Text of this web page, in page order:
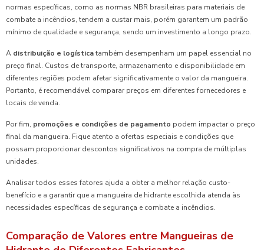
normas específicas, como as normas NBR brasileiras para materiais de
combate a incêndios, tendem a custar mais, porém garantem um padrão
mínimo de qualidade e segurança, sendo um investimento a longo prazo.
A distribuição e logísticatambém desempenham um papel essencial no
preço final. Custos de transporte, armazenamento e disponibilidade em
diferentes regiões podem afetar significativamente o valor da mangueira.
Portanto, é recomendável comparar preços em diferentes fornecedores e
locais de venda.
Por fim, promoções e condições de pagamento podem impactar o preço
final da mangueira. Fique atento a ofertas especiais e condições que
possam proporcionar descontos significativos na compra de múltiplas
unidades.
Analisar todos esses fatores ajuda a obter a melhor relação custo-
benefício e a garantir que a mangueira de hidrante escolhida atenda às
necessidades específicas de segurança e combate a incêndios.
Comparação de Valores entre Mangueiras de